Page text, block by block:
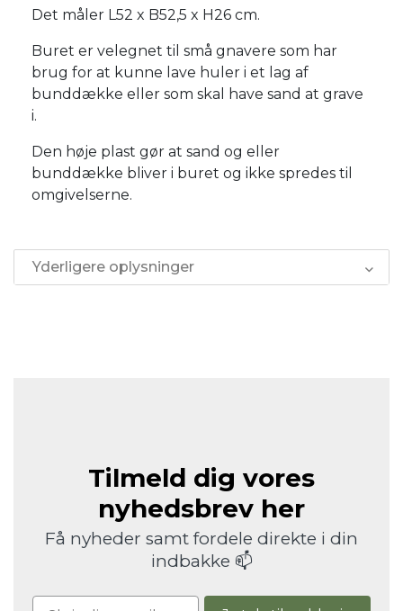
Det måler L52 x B52,5 x H26 cm.
Buret er velegnet til små gnavere som har
brug for at kunne lave huler i et lag af
bunddække eller som skal have sand at grave
i.
Den høje plast gør at sand og eller
bunddække bliver i buret og ikke spredes til
omgivelserne.
Yderligere oplysninger
Tilmeld dig vores
nyhedsbrev her
Få nyheder samt fordele direkte i din
indbakke 📫